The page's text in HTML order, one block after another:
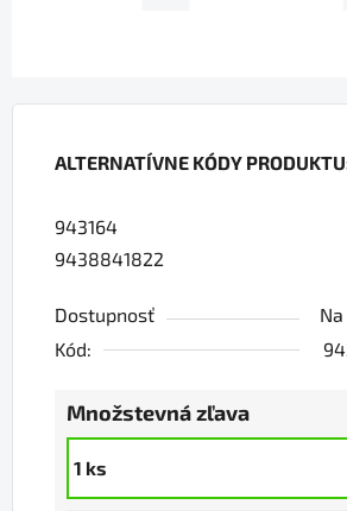
ALTERNATÍVNE KÓDY
943164
9438841822
Dostupnosť
Kód:
Množstevná zľava
1 ks